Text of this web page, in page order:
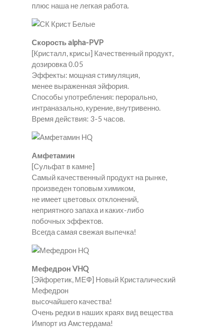
плюс наша не легкая работа.
Скорость alpha-PVP
[Кристалл, крисы] Качественный продукт,
дозировка 0.05
Эффекты: мощная стимуляция,
менее выраженная эйфория.
Способы употребления: перорально,
интраназально, курение, внутривенно.
Время действия: 3-5 часов.
Амфетамин
[Сульфат в камне]
Самый качественный продукт на рынке,
произведен топовым химиком,
не имеет цветовых отклонений,
неприятного запаха и каких-либо
побочных эффектов.
Всегда самая свежая выпечка!
Мефедрон VHQ
[Эйфоретик, МЕФ] Новый Кристалический
Мефедрон
высочайшего качества!
Очень редки в наших краях вид вещества
Импорт из Амстердама!